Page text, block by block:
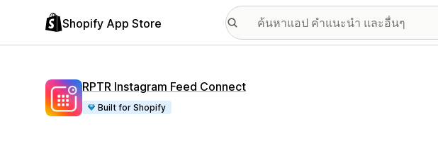
Shopify App Store
RPTR Instagram Feed Connect
Built for Shopify